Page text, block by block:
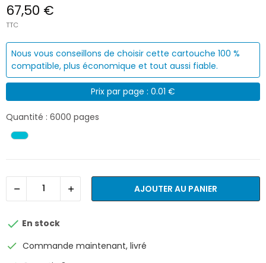
67,50 €
TTC
Nous vous conseillons de choisir cette cartouche 100 %
compatible, plus économique et tout aussi fiable.
Prix par page : 0.01 €
Quantité : 6000 pages
AJOUTER AU PANIER
 En stock
check Commande maintenant, livré